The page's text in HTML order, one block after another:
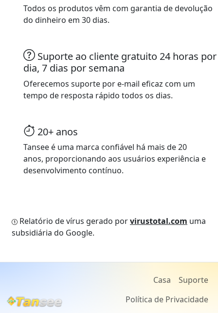
Todos os produtos vêm com garantia de devolução
do dinheiro em 30 dias.
Suporte ao cliente gratuito 24 horas por
dia, 7 dias por semana
Oferecemos suporte por e-mail eficaz com um
tempo de resposta rápido todos os dias.
20+ anos
Tansee é uma marca confiável há mais de 20
anos, proporcionando aos usuários experiência e
desenvolvimento contínuo.
Relatório de vírus gerado porvirustotal.com uma
subsidiária do Google.
Casa
Suporte
Política de Privacidade